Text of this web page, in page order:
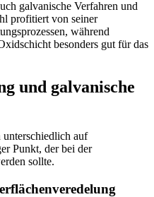
galvanische Verfahren und
profitiert von seiner
während
besonders gut für das
und galvanische
auf
Punkt, der bei der
sollte.